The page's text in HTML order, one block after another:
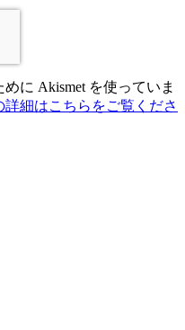
に Akismet を使っていま
細はこちらをご覧くださ